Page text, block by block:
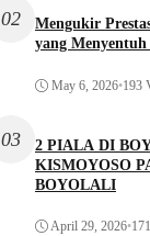
02
Mengukir
yang
May 6, 2026•193
03
2 PIALA DI
KISMOYOSO
BOYOLALI
April 29, 2026•